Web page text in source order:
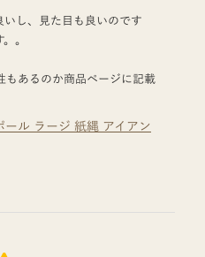
いし、見た目も良いのです
。
もあるのか商品ページに記載
ール ラージ 紙縄 アイアン